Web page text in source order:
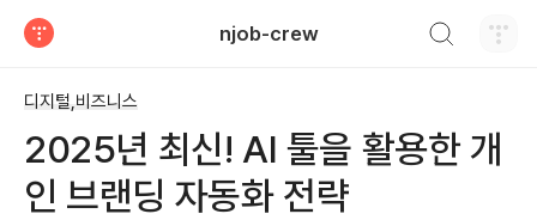
njob-crew
디지털,비즈니스
2025년 최신! AI 툴을 활용한 개
인 브랜딩 자동화 전략